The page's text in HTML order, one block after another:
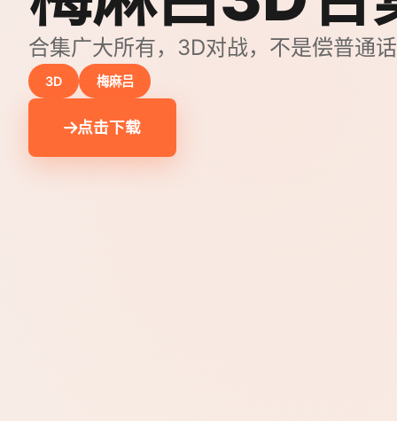
合集广大所有，3D对战，不是偿普通
3D 梅麻吕
点击下载